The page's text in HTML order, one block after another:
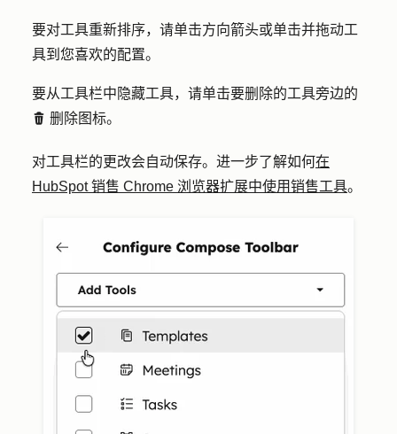
要对工具重新排序，请单击方向箭头或单击并拖动工
具到您喜欢的配置。
要从工具栏中隐藏工具，请单击要删除的工具旁边的
delete 删除图标。
对工具栏的更改会自动保存。进一步了解如何在
HubSpot 销售 Chrome 浏览器扩展中使用销售工具。